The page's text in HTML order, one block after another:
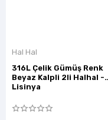
Hal Hal
316L Çelik Gümüş Renk
Beyaz Kalpli 2li Halhal -
Lisinya